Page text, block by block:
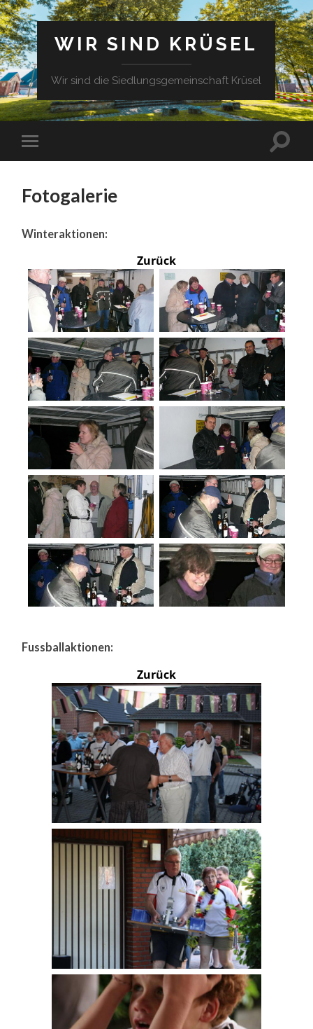
WIR SIND KRÜSEL
Wir sind die Siedlungsgemeinschaft Krüsel
Fotogalerie
Winteraktionen:
Zurück
Fussballaktionen:
Zurück